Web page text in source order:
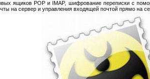
ящиков POP и IMAP, шифрование переписки с
на сервер и управления входящей почтой прямо на